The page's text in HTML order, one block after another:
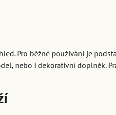
Pro běžné používání je
nebo i dekorativní doplněk.